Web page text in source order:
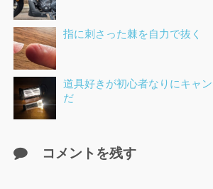
指に刺さった棘を自力で抜く
道具好きが初心者なりにキャ
だ
コメントを残す